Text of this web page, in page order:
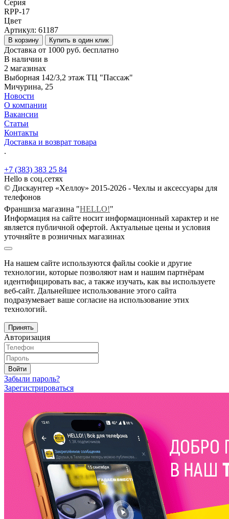
Серия
RPP-17
Цвет
Артикул: 61187
В корзину Купить в один клик
Доставка от 1000 руб. бесплатно
В наличии в
2 магазинах
Выборная 142/3,2 этаж ТЦ "Пассаж"
Мичурина, 25
Новости
О компании
Вакансии
Статьи
Контакты
Доставка и возврат товара
.
+7 (383) 383 25 84
Hello в соц.сетях
© Дискаунтер «Хеллоу» 2015-2026 - Чехлы и аксессуары для
телефонов
Франшиза магазина "HELLO!"
Информация на сайте носит информационный характер и не
является публичной офертой. Актуальные цены и условия
уточняйте в розничных магазинах
На нашем сайте используются файлы cookie и другие
технологии, которые позволяют нам и нашим партнёрам
идентифицировать вас, а также изучать, как вы используете
веб-сайт. Дальнейшее использование этого сайта
подразумевает ваше согласие на использование этих
технологий.
Принять
Авторизация
Войти
Забыли пароль?
Зарегистрироваться